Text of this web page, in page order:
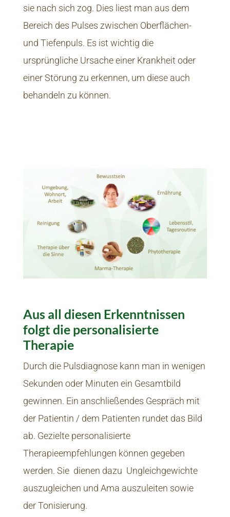
sie nach sich zog. Dies liest man aus dem
Bereich des Pulses zwischen Oberflächen-
und Tiefenpuls. Es ist wichtig die
ursprüngliche Ursache einer Krankheit oder
einer Störung zu erkennen, um diese auch
behandeln zu können.
Aus all diesen Erkenntnissen
folgt die personalisierte
Therapie
Durch die Pulsdiagnose kann man in wenigen
Sekunden oder Minuten ein Gesamtbild
gewinnen. Ein anschließendes Gespräch mit
der Patientin / dem Patienten rundet das Bild
ab. Gezielte personalisierte
Therapieempfehlungen können gegeben
werden. Sie dienen dazu Ungleichgewichte
auszugleichen und Ama auszuleiten sowie
der Tonisierung.